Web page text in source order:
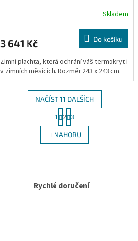
Skladem
3 641 Kč Do košíku
Zimní plachta, která ochrání Váš termokryt i
v zimních měsících. Rozměr 243 x 243 cm.
O
v
l
í
k
NAČÍST 11 DALŠÍCH
t
r
á
n
n
1 2 3
NAHORU
Rychlé doručení